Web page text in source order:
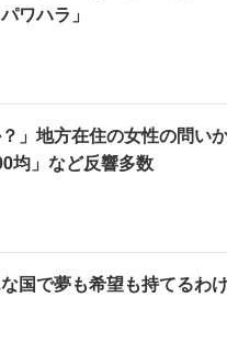
ワハラ」
」地方在住の女性の問い
均」など反響多数
国で夢も希望も持てるわ